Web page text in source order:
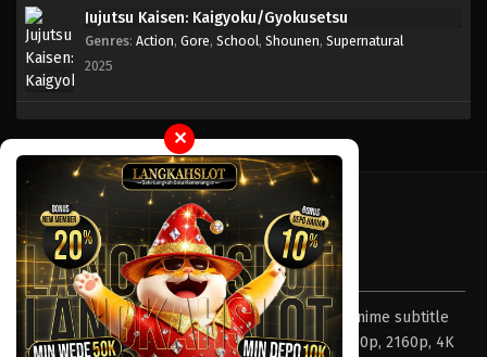
Jujutsu Kaisen: Kaigyoku/Gyokusetsu
Genres: Action, Gore, School, Shounen, Supernatural
2025
✕
Tentang LayarOtaku
Layar Otaku – Tempat nonton dan download anime subtitle
Indonesia resolusi 240p, 360p, 480p, 720p, 1080p, 2160p, 4K